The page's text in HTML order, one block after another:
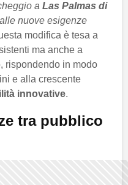
a Las Palmas di
nuove esigenze
modifica è tesa a
ma anche a
rispondendo in modo
e alla crescente
innovative.
tra pubblico